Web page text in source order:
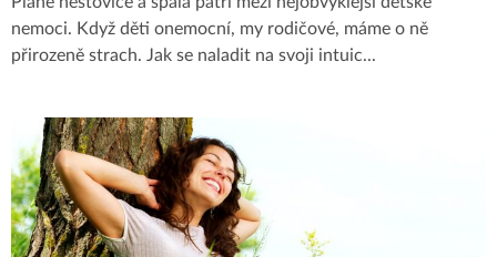
nemoci. Když děti onemocní, my rodičové, máme o ně
přirozeně strach. Jak se naladit na svoji intuic...